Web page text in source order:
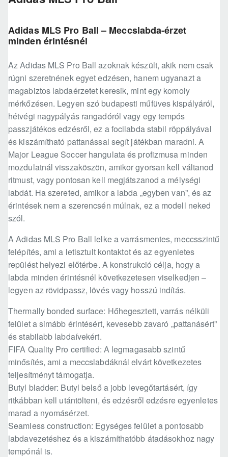
Adidas MLS Pro Ball – Meccslabda-érzet
minden érintésnél
Az Adidas MLS Pro Ball azoknak készült, akik nem csak
rúgni szeretnének egyet edzésen, hanem ugyanazt a
magabiztos labdaérzetet keresik, mint egy komoly
mérkőzésen. Legyen szó budapesti műfüves kispályáról,
hétvégi nagypályás rangadóról vagy egy tempós
passzjátékos edzésről, ez a focilabda stabil röppályával
és kiszámítható pattanással segít játékban maradni. A
Major League Soccer hangulata és profizmusa minden
mozdulatnál visszaköszön, amikor gyorsan kell váltanod
ritmust, vagy pontosan kell megjátszanod a mélységi
labdát. Ha szereted, amikor a labda „egyben van”, és az
érintések nem a szerencsén múlnak, ez a modell neked
szól.
A Adidas MLS Pro Ball lelke a varrásmentes, meccsszintű
felépítés, ami a letisztult kontaktot és az egyenletes
repülést helyezi előtérbe. A konstrukció célja, hogy a
labda minden érintésnél következetesen viselkedjen –
legyen az rövidpassz, lövés vagy hosszú indítás.
Thermally bonded surface: Hőhegesztett, varrás nélküli
felület a simább érintésért, kevesebb zavaró „pattanásért”
és stabilabb labdaívekért.
FIFA Quality Pro certified: A legmagasabb szintű
minősítés, ami a meccslabdáknál elvárt következetes
teljesítményt támogatja.
Butyl bladder: Butyl belső a jobb levegőtartásért, így
ritkábban kell utántölteni, és edzésről edzésre egyenletes
marad a nyomásérzet.
Seamless construction: Egységes felület a pontosabb
labdavezetéshez és a kiszámíthatóbb átadásokhoz nagy
tempónál is.